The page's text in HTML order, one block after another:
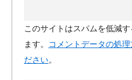
このサイトはスパムを低減
ます。
コメントデータの処
ださい。